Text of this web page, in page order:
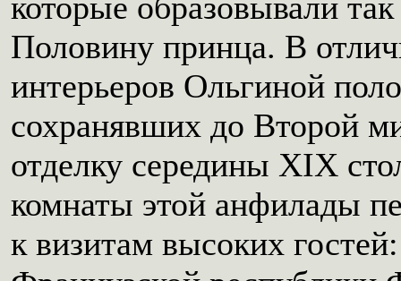
которые образовывали
Половину принца. В
интерьеров Ольгиной
сохранявших до Второй
отделку середины XIX
комнаты этой анфилады
к визитам высоких